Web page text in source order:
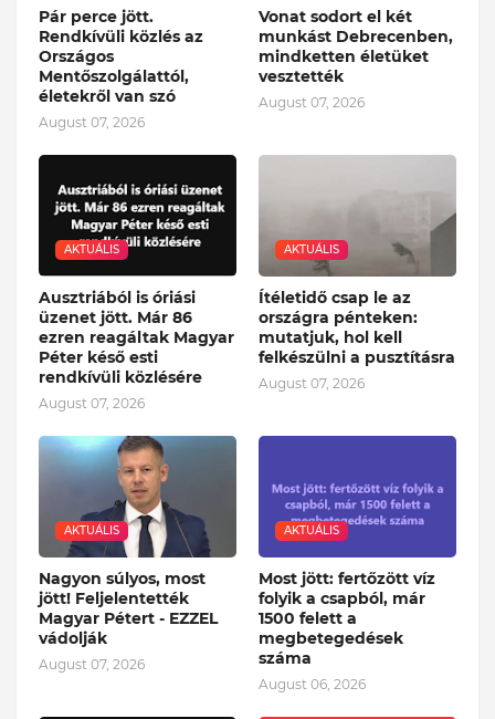
Pár perce jött.
Rendkívüli közlés az
Országos
Mentőszolgálattól,
életekről van szó
August 07, 2026
Vonat sodort el két
munkást Debrecenben,
mindketten életüket
vesztették
August 07, 2026
AKTUÁLIS
Ausztriából is óriási
üzenet jött. Már 86
ezren reagáltak Magyar
Péter késő esti
rendkívüli közlésére
August 07, 2026
AKTUÁLIS
Ítéletidő csap le az
országra pénteken:
mutatjuk, hol kell
felkészülni a pusztításra
August 07, 2026
AKTUÁLIS
Nagyon súlyos, most
jött! Feljelentették
Magyar Pétert - EZZEL
vádolják
August 07, 2026
AKTUÁLIS
Most jött: fertőzött víz
folyik a csapból, már
1500 felett a
megbetegedések
száma
August 06, 2026